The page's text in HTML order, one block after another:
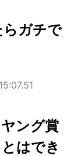
ガチで
ング賞
はでき